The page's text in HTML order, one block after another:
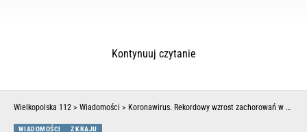
Kontynuuj czytanie
Wielkopolska 112 > Wiadomości > Koronawirus. Rekordowy wzrost zachorowań w kraju
WIADOMOŚCI Z KRAJU